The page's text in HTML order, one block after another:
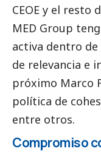
CEOE y el resto
MED Group
activa dentro de
de relevancia e
próximo Marco
política de
entre otros.
Compromiso